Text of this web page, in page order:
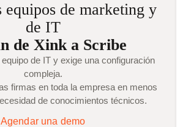
equipos de marketing y
de IT
de Xink a Scribe
de IT y exige una configuración
compleja.
firmas en toda la empresa en menos
de conocimientos técnicos.
Agendar una demo